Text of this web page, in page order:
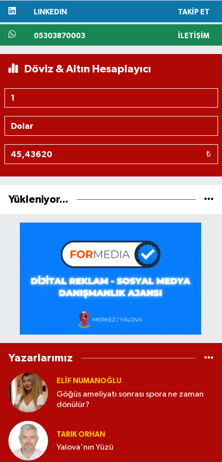
LINKEDIN TAKIP ET
05303870003 İLETIŞIM
Döviz & Altın Hesaplayıcı
₺
Yükleniyor...
Yazarlarımız
ELİF NUMANOĞLU
Göğüs ameliyatı sonrası spora ne zaman
dönülür?
TARIK ORHAN
Yalova'nın Yüzü